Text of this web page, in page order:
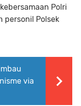
Polri
personil Polsek
via